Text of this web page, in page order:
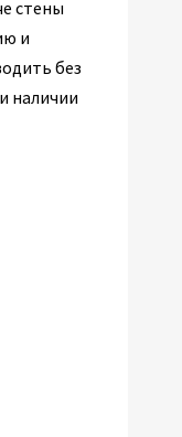
стены
и
без
наличии